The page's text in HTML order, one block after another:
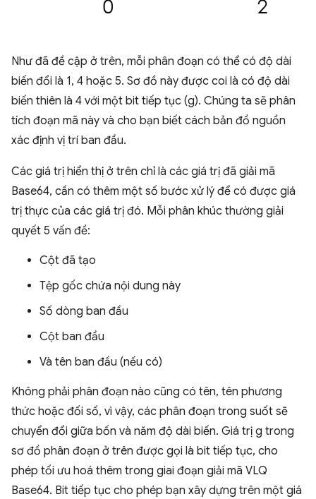
Như đã đề cập ở trên, mỗi phân đoạn có thể có độ dài
biến đổi là 1, 4 hoặc 5. Sơ đồ này được coi là có độ dài
biến thiên là 4 với một bit tiếp tục (g). Chúng ta sẽ phân
tích đoạn mã này và cho bạn biết cách bản đồ nguồn
xác định vị trí ban đầu.
Các giá trị hiển thị ở trên chỉ là các giá trị đã giải mã
Base64, cần có thêm một số bước xử lý để có được giá
trị thực của các giá trị đó. Mỗi phân khúc thường giải
quyết 5 vấn đề:
Cột đã tạo
Tệp gốc chứa nội dung này
Số dòng ban đầu
Cột ban đầu
Và tên ban đầu (nếu có)
Không phải phân đoạn nào cũng có tên, tên phương
thức hoặc đối số, vì vậy, các phân đoạn trong suốt sẽ
chuyển đổi giữa bốn và năm độ dài biến. Giá trị g trong
sơ đồ phân đoạn ở trên được gọi là bit tiếp tục, cho
phép tối ưu hoá thêm trong giai đoạn giải mã VLQ
Base64. Bit tiếp tục cho phép bạn xây dựng trên một giá